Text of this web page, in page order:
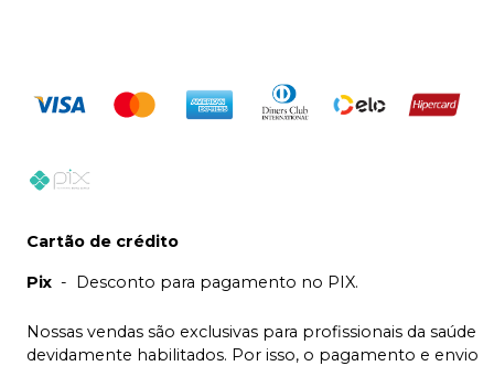
Cartão de crédito
Pix - Desconto para pagamento no PIX.
Nossas vendas são exclusivas para profissionais da saúde
devidamente habilitados. Por isso, o pagamento e envio